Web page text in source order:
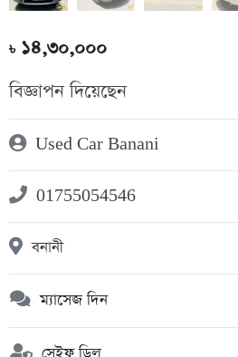
৳১৪,৩০,০০০
বিজ্ঞাপন দিয়েছেন
Used Car Banani
01755054546
বনানী
ম্যাসেজ দিন